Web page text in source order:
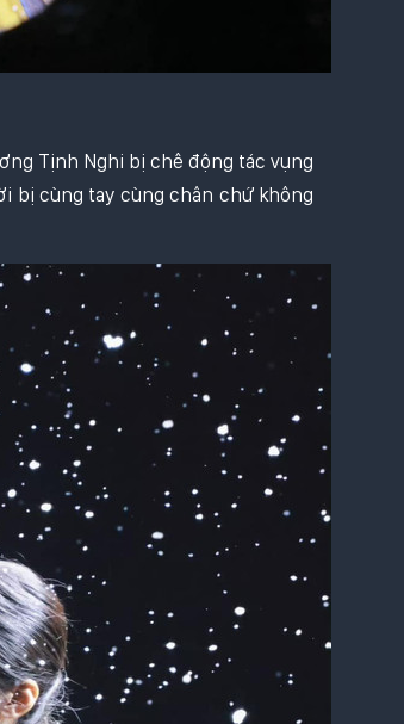
Tịnh Nghi bị chê động tác vụng
bị cùng tay cùng chân chứ không